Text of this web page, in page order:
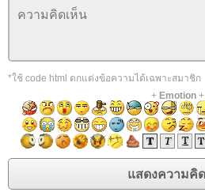
*ใช้ code html ตกแต่งข้อความได้เฉพาะสมาชิก
+ Emotion+